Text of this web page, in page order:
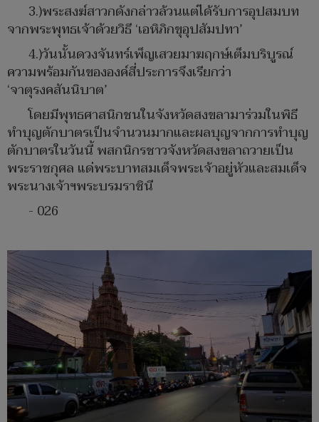
3.)พระสงฆ์สาวกดังกล่าวล้วนแต่ได้รับการอุปสมบท
จากพระพุทธเจ้าด้วยวิธี ‘เอหิภิกขุอุปสัมปทา’
4.)วันนั้นดวงจันทร์เพ็ญเสวยมาฆฤกษ์เต็มบริบูรณ์
ความพร้อมกันขององค์สี่ประการจึงเรียกว่า
‘จาตุรงคสันนิบาต’
โดยมีพุทธศาสนิกชนในจังหวัดสงขลามาร่วมในพิธี
ทำบุญตักบาตรเป็นจำนวนมากและผลบุญจากการทำบุญ
ตักบาตรในวันนี้ พสกนิกรชาวจังหวัดสงขลาถวายเป็น
พระราชกุศล แด่พระบาทสมเด็จพระเจ้าอยู่หัวและสมเด็จ
พระนางเจ้าฯพระบรมราชินี
- 026